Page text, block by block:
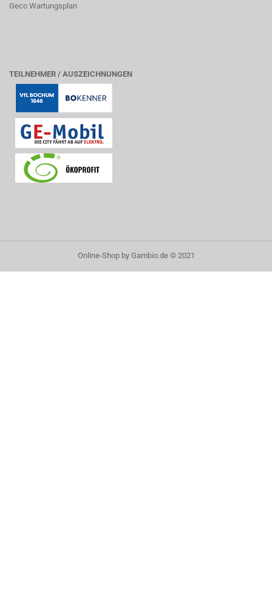
Geco Wartungsplan
TEILNEHMER / AUSZEICHNUNGEN
Online-Shopby Gambio.de © 2021